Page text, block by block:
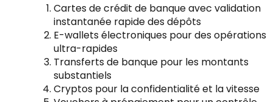
Cartes de crédit de banque avec validation
instantanée rapide des dépôts
E-wallets électroniques pour des opérations
ultra-rapides
Transferts de banque pour les montants
substantiels
Cryptos pour la confidentialité et la vitesse